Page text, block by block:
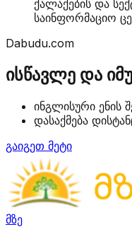
ქალაქების და
საინფორმაციო
Dabudu.com
ისწავლე და
ინგლისური ენის
დასაქმება
გაიგეთ მეტი
მზე